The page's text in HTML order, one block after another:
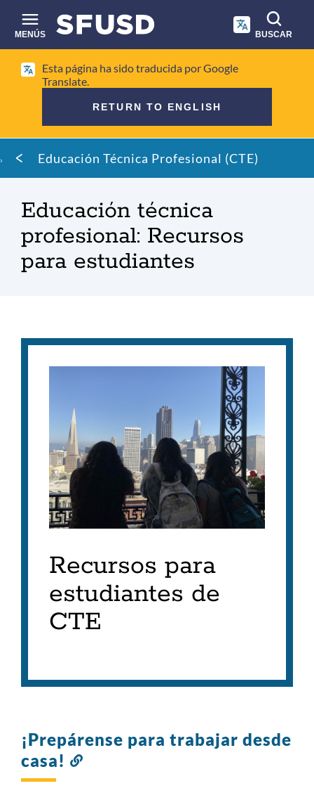
contenido
principal
MENÚS BUSCAR
BúsquedaEsta página ha sido traducida por Google
Translate.
RETURN TO ENGLISH
MigajaEducación Técnica Profesional (CTE)
Educación técnica
profesional: Recursos
para estudiantes
Recursos para
estudiantes de
CTE
¡Prepárense para trabajar desde
casa!